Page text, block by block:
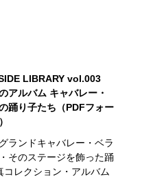
LIBRARY vol.003
アルバム キャバレー・
踊り子たち（PDFフォー
ランドキャバレー・ベラ
そのステージを飾った踊
コレクション・アルバム